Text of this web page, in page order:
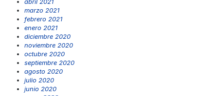
marzo 2021
febrero 2021
enero 2021
diciembre 2020
noviembre 2020
octubre 2020
septiembre 2020
agosto 2020
julio 2020
junio 2020